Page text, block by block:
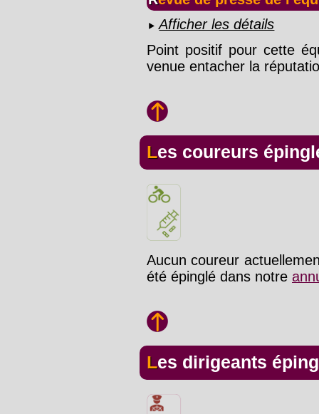
Afficher les détails
Point positif pour cette
venue entacher la
Les coureurs
Aucun coureur
été épinglé dans notre
Les dirigeants